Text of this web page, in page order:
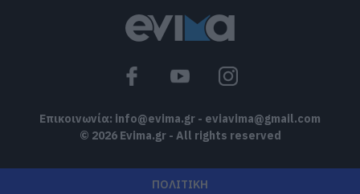
Επικοινωνία: info@evima.gr - eviavima@gmail.com
© 2026 Evima.gr - All rights reserved
ΠΟΛΙΤΙΚΗ